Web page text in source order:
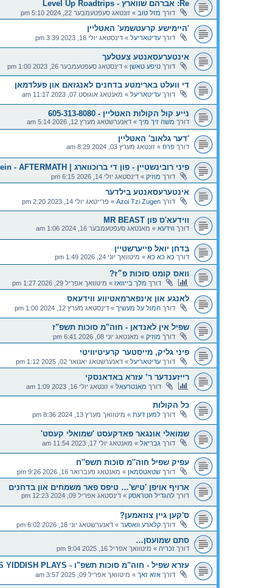
Re: אברהם שווארץ - Level Up Roadtrips
דורך מזל טוב » זונטאג סעפטעמבער 22, 2024 5:10 pm
'היימישע קרעטשמע' האטליין
דורך עדיטאריעל » דינסטאג יולי 18, 2023 3:39 pm
אינטערעסאנטע צעטלעך
דורך טיפע טאשן » דינסטאג סעפטעמבער 26, 2023 1:00 pm
די וועלט בארימטע בדחנים לאנגזאם און פעלדמאן
דורך עדיטאריעל » מאנטאג אוגוסט 07, 2023 11:17 am
נייע קול הקולות האטליין - 605-313-8080
דורך משה זיך מיך » דאנערשטאג מערץ 12, 2026 5:14 am
'דער גלאוב' האטליין
דורך פרח » זונטאג מערץ 03, 2024 8:29 am
פיני רובינשטיין - פון די ברוכווארג | Pinny Rubinstein - AFTERMATH
דורך מוזיק » דינסטאג יולי 14, 2026 6:15 pm
אינטערעסאנטע בילדער
דורך Azoi Tzi Zugen
» פרייטאג יולי 14, 2023 2:20 pm
ווידעא'ס פון MR BEAST
דורך ווידעא » מאנטאג סעפטעמבער 16, 2024 1:06 am
בדחן יואל פייערשטיין
דורך כא כא כא » מיטוואך יוני 24, 2026 1:49 pm
וואס קומט סוכות פ״ז?
דורך מלך בייוואז » מיטוואך אפריל 29, 2026 1:27 pm
לאנגע און אינפארמאטיווע ווידעאס
דורך חמול על מעשיך » דינסטאג מערץ 12, 2024 1:00 pm
שפיל אין לאנדאן - חוה"מ סוכות תשפ"ז
דורך מוזיק » מאנטאג יוני 08, 2026 6:41 pm
פיני גליק, מייסטער קרעיטיוויטי
דורך עדיטאריעל » דאנערשטאג יאנואר 02, 2025 1:12 pm
רייזענדער ר’ עזרא באדאנסקי
דורך מאנטרעאל » זונטאג יולי 16, 2023 1:09 am
כל הקולות
דורך למען דעת » מיטוואך מערץ 13, 2024 8:36 pm
שמואלי אונגאר פאדקעסט 'שמואלי קעסט'
דורך גבריאל » מאנטאג יולי 17, 2023 11:54 am
עפיק שפיל חוה''מ סוכות תשפ''ח
דורך שטאטסמאן » מאנטאג פעברואר 16, 2026 9:26 pm
ארויף אויפן 'טיש'… טיפס פאר משמחים און בדחנים
דורך להגדיל הטראסק » דינסטאג אפריל 09, 2024 12:23 pm
ס'קען גיין צוזאמען?
דורך קלארע וואסער » דאנערשטאג יוני 18, 2026 6:02 pm
סתם שמועסן…
דורך זכריה » מיטוואך אפריל 16, 2025 9:04 pm
עזרא שפיל - חוה"מ סוכות תשפ"ו - KINGS YIDDISH PLAYS
דורך אזא זאך » מיטוואך אפריל 09, 2025 3:57 am